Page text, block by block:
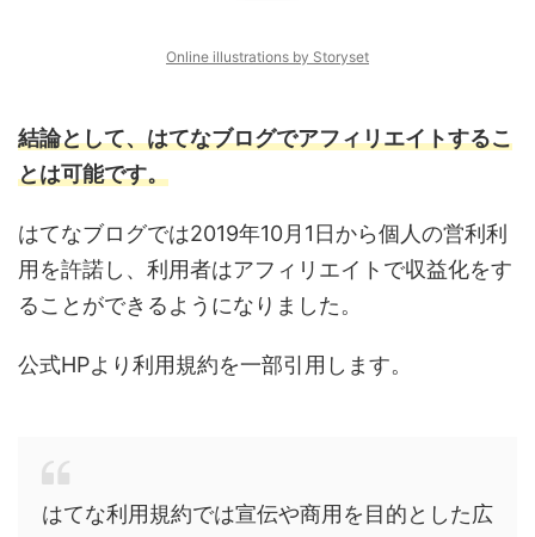
Online illustrations by Storyset
結論として、はてなブログでアフィリエイトするこ
とは可能です。
はてなブログでは2019年10月1日から個人の営利利
用を許諾し、利用者はアフィリエイトで収益化をす
ることができるようになりました。
公式HPより利用規約を一部引用します。
はてな利用規約では宣伝や商用を目的とした広